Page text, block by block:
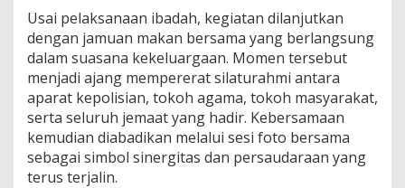
u
l
a
u
M
o
r
o
t
Usai pelaksanaan ibadah, kegiatan dilanjutkan
dengan jamuan makan bersama yang berlangsung
dalam suasana kekeluargaan. Momen tersebut
menjadi ajang mempererat silaturahmi antara
aparat kepolisian, tokoh agama, tokoh masyarakat,
serta seluruh jemaat yang hadir. Kebersamaan
kemudian diabadikan melalui sesi foto bersama
sebagai simbol sinergitas dan persaudaraan yang
terus terjalin.